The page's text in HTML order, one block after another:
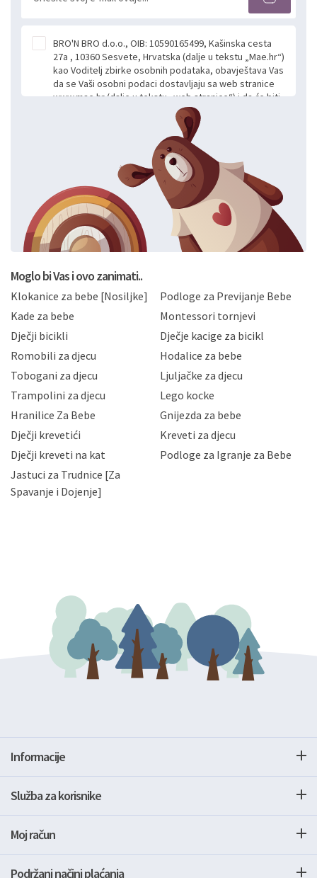
BRO'N BRO d.o.o., OIB: 10590165499, Kašinska cesta
27a , 10360 Sesvete, Hrvatska (dalje u tekstu „Mae.hr“)
kao Voditelj zbirke osobnih podataka, obavještava Vas
da se Vaši osobni podaci dostavljaju sa web stranice
www.mae.hr (dalje u tekstu „web stranice“) i da će biti
obrađeni. Prihvaćanjem ove Izjave smatra se da
slobodno i izričito dajete privolu za prikupljanje i daljnju
obradu Vaših osobnih podataka koje ustupate Mae.hr
putem ovih web stranica u svrhu odgovora i daljnje
komunikacije na Vaš upit poslan kroz kontakt obrazac.
Radi se o dobrovoljnom davanju podataka te ovu
Izjavu niste dužni prihvatiti odnosno niste dužni unositi
svoje osobne podatke u jednu od prijavnih
formi/obrazaca dostupnih na ovim web stranicama.
BRO'N BRO d.o.o. će s Vašim osobnim podacima
postupati sukladno Općoj uredbi o zaštiti podataka
privatnosti i kolačića koju možete pročitati ovdje i
Hrvatske, a uvijek uz primjenu odgovarajućih tehničkih i
sigurnosnih mjera zaštite osobnih podataka od
neovlaštenog pristupa, zlouporabe, otkrivanja,
gubitka ili uništenja. Mae.hr štiti privatnost svojih
korisnika i posjetitelja web stranica, čuva povjerljivost
Vaših osobnih podataka te omogućava pristup i
priopćavanje osobnih podataka samo onim svojim
zaposlenicima kojima su isti potrebni radi provedbe
slučajevima koji su dozvoljeni zakonima. Napominjemo
da možete u svako doba, u potpunosti ili djelomice,
zatražiti prestanak aktivnosti obrade Vaših osobnih
podataka. Opoziv privole možete podnijeti poštom na
gore navedenu adresu ili e-mailom na adresu:
Moglo bi Vas i ovo zanimati..
Klokanice za bebe [Nosiljke]
Podloge za Previjanje Bebe
Kade za bebe
Montessori tornjevi
Dječji bicikli
Dječje kacige za bicikl
Romobili za djecu
Hodalice za bebe
Tobogani za djecu
Ljuljačke za djecu
Trampolini za djecu
Lego kocke
Hranilice Za Bebe
Gnijezda za bebe
Dječji krevetići
Kreveti za djecu
Dječji kreveti na kat
Podloge za Igranje za Bebe
Jastuci za Trudnice [Za
Spavanje i Dojenje]
Informacije
Služba za korisnike
Moj račun
Podržani načini plaćanja